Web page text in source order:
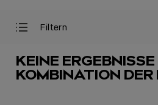
Filter
Filter
Filtern
KEINE
KOMBINATION DER